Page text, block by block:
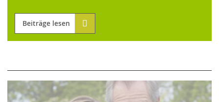
Beiträge lesen